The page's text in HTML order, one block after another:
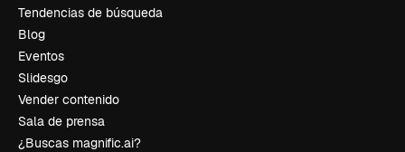
Tendencias de búsqueda
Blog
Eventos
Slidesgo
Vender contenido
Sala de prensa
¿Buscas magnific.ai?